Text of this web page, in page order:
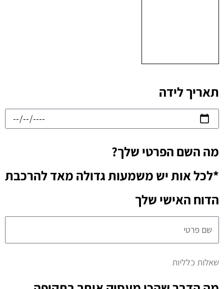
תאריך לידה
מה השם הפרטי שלך?
*לכל אות יש משמעות גדולה מאד להרכבת
הדוח האישי שלך
שאלות כלליות